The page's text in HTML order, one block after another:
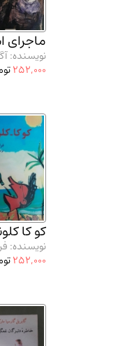
ماجرای
نویسنده:
252,000
کو کا
نویسنده:
252,000